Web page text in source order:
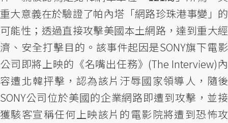
重大意義在於驗證了帕內塔「網路珍珠港事變」的
可能性；透過直接攻擊美國本土網路，達到重大經
濟、安全打擊目的。該事件起因是SONY旗下電影
公司即將上映的《名嘴出任務》(The Interview)內
容遭北韓抨擊，認為該片汙辱國家領導人，隨後
SONY公司位於美國的企業網路即遭到攻擊，並接
獲駭客宣稱任何上映該片的電影院將遭到恐怖攻